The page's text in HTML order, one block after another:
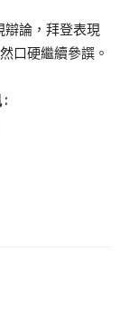
論，拜登表現
口硬繼續參譔。
: